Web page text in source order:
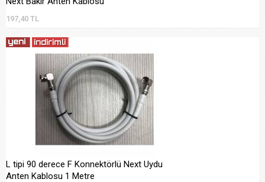
197,40 TL
L tipi 90 derece F Konnektörlü Next Uydu
Anten Kablosu 1 Metre